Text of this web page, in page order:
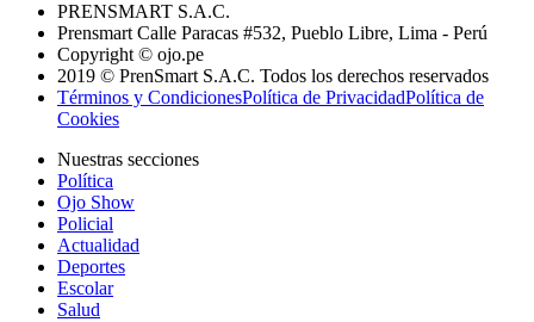
PRENSMART S.A.C.
Prensmart Calle Paracas #532, Pueblo Libre, Lima - Perú
Copyright © ojo.pe
2019 © PrenSmart S.A.C. Todos los derechos reservados
Términos y CondicionesPolítica de PrivacidadPolítica de
Cookies
Nuestras secciones
Política
Ojo Show
Policial
Actualidad
Deportes
Escolar
Salud